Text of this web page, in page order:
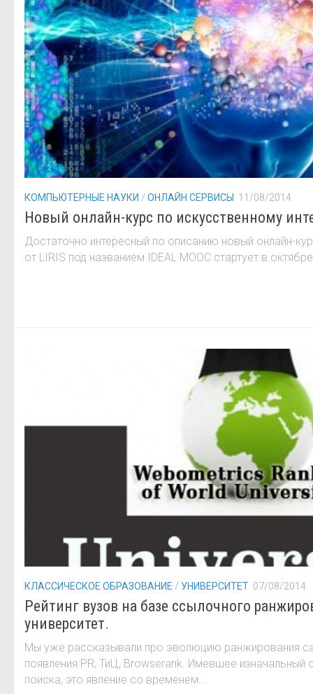
КОМПЬЮТЕРНЫЕ НАУКИ / ОНЛАЙН СЕРВИСЫ 11/08/2014
Новый онлайн-курс по искусственному
Достаточно интересный по описанию новый онлайн-
от LIRIS под названием IDEAL MOOC стартует в
КЛАССИЧЕСКОЕ ОБРАЗОВАНИЕ / УНИВЕРСИТЕТ 07/08/2014
Рейтинг вузов на базе ссылочного
университет.
Мы уже рассказывали про эволюцию ранжирования
появления PR, ТиЦ, Browserank. Имевшее
поиска, это явление со временем...